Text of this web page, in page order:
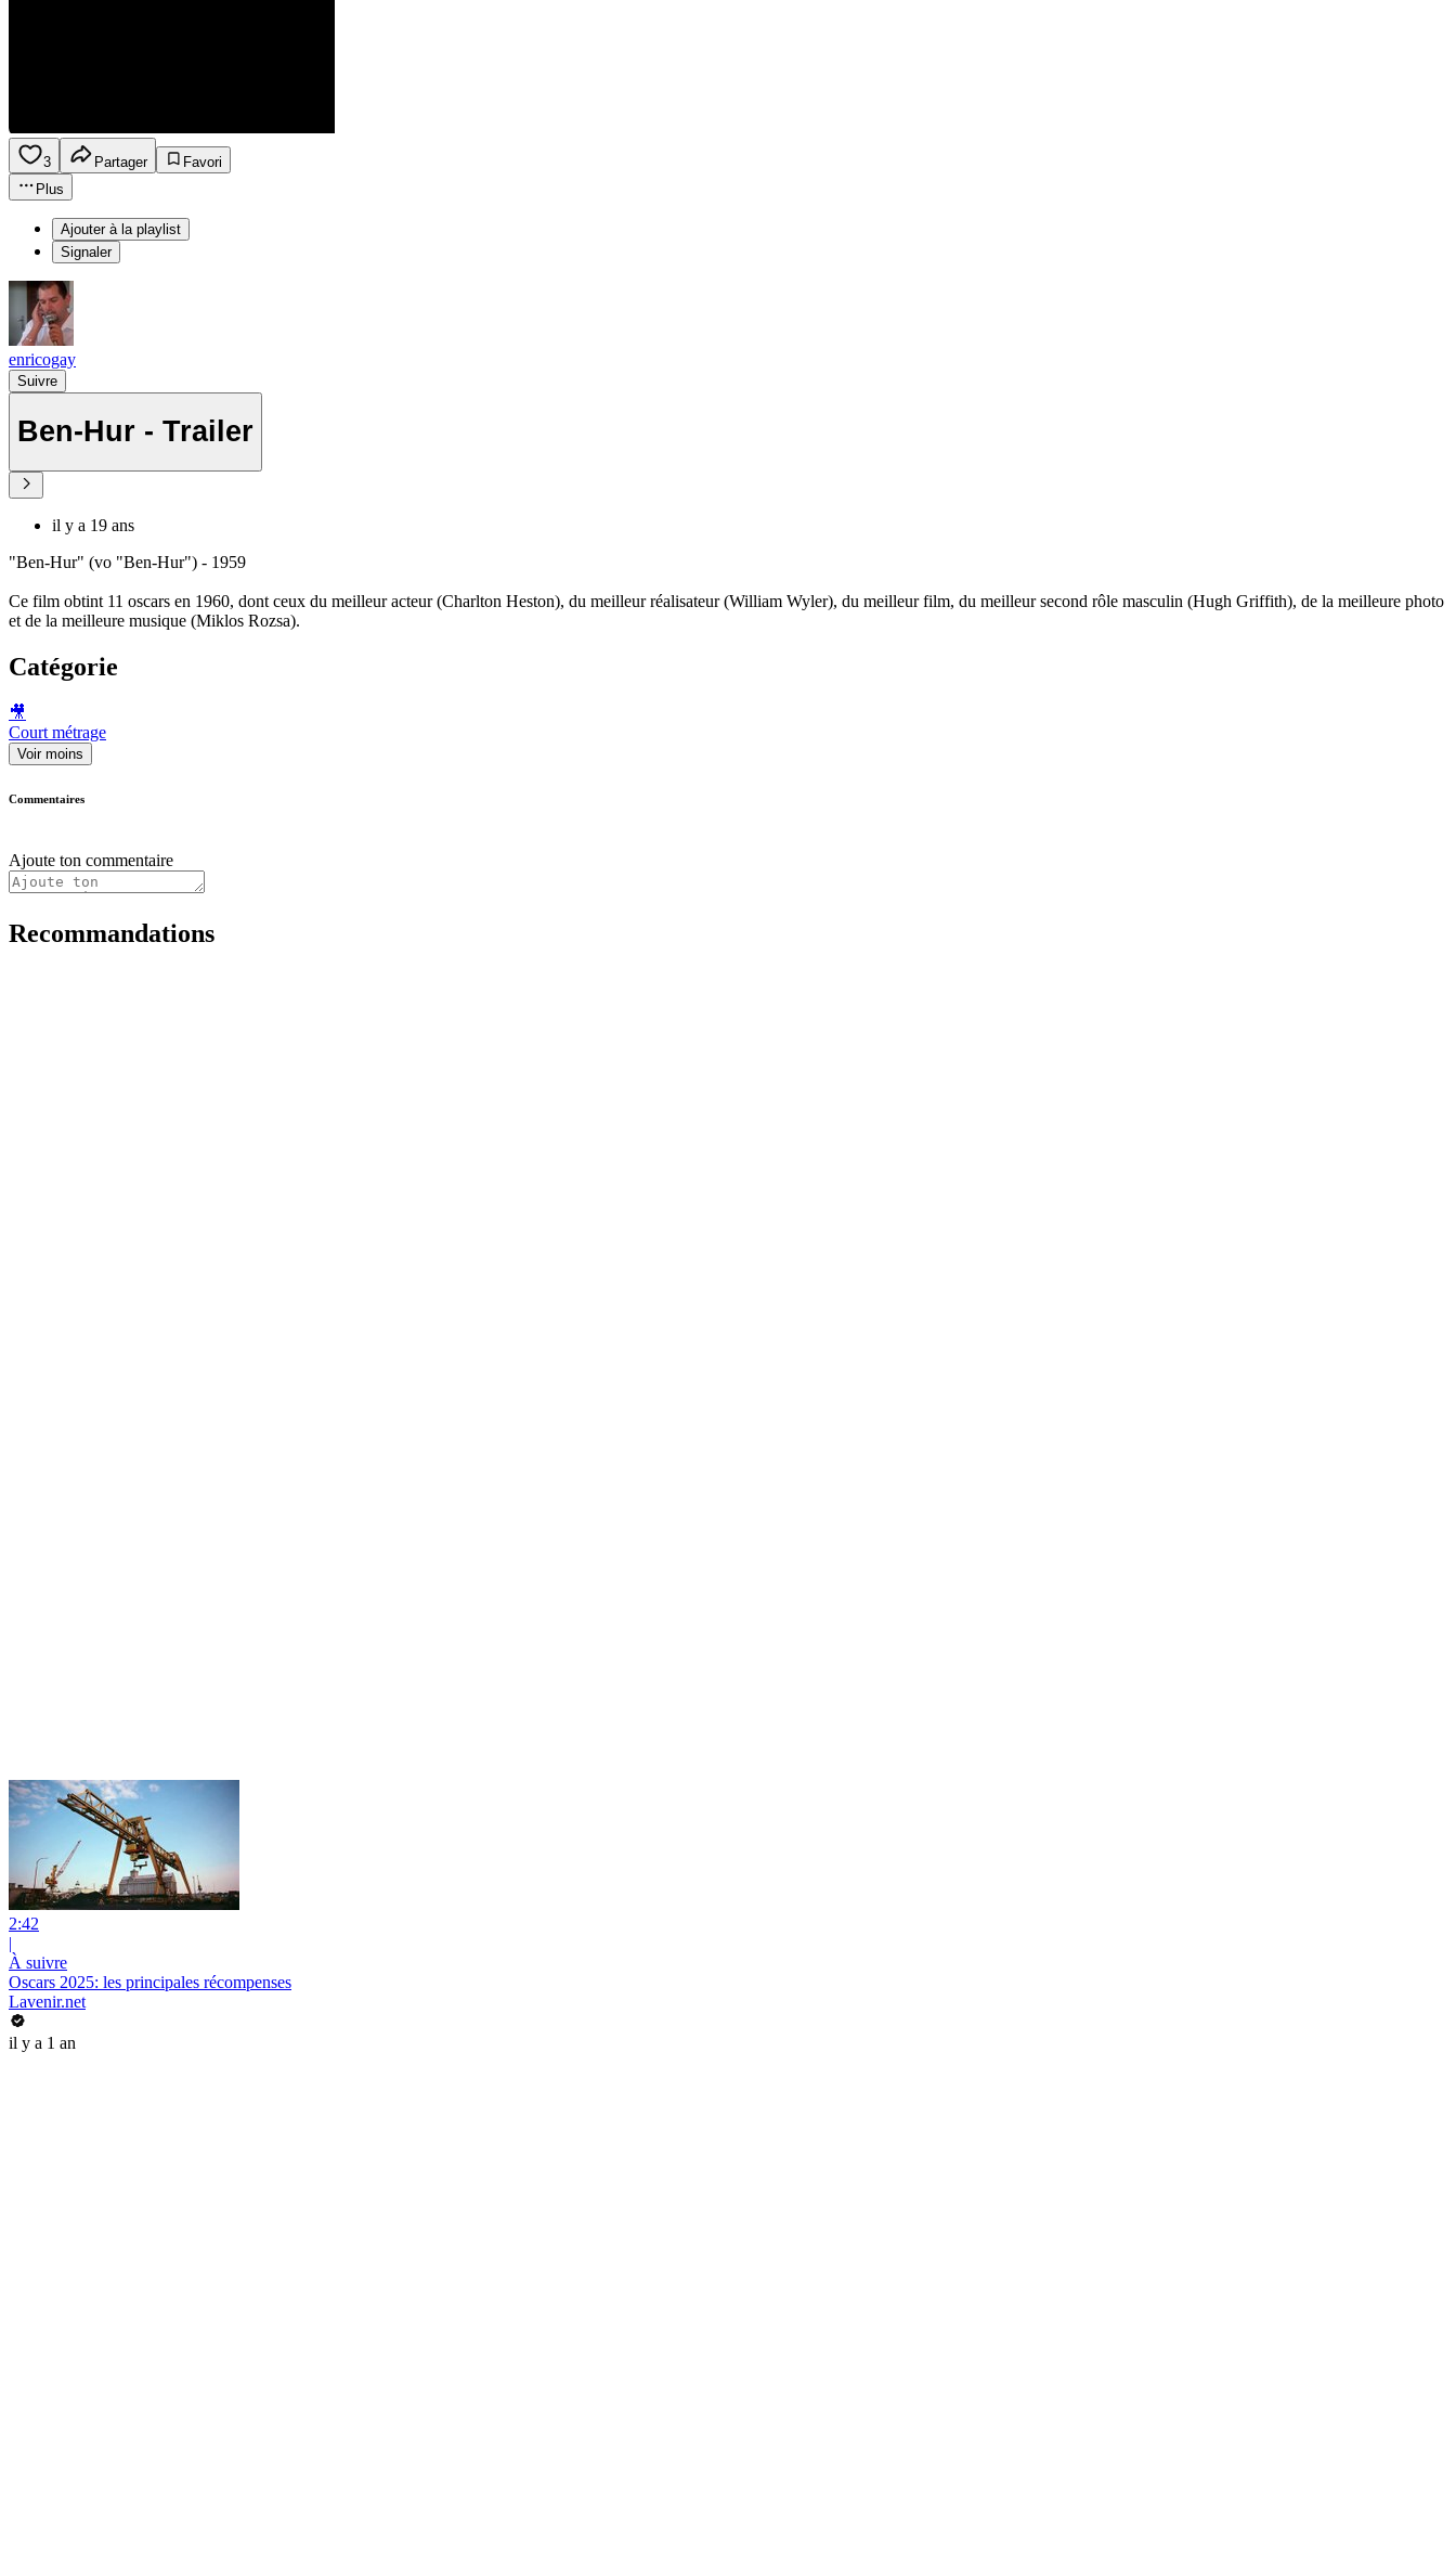
3 Partager
Favori
Plus
Ajouter à la playlist
Signaler
enricogay
Suivre
Ben-Hur - Trailer
il y a 19 ans
"Ben-Hur" (vo "Ben-Hur") - 1959
Ce film obtint 11 oscars en 1960, dont ceux du meilleur acteur (Charlton Heston), du meilleur réalisateur (William Wyler), du meilleur film, du meilleur second rôle masculin (Hugh Griffith), de la meilleure photo
et de la meilleure musique (Miklos Rozsa).
Catégorie
🎥
Court métrage
Voir moins
Commentaires
Ajoute ton commentaire
Recommandations
2:42
|
À suivre
Oscars 2025: les principales récompenses
Lavenir.net
il y a 1 an